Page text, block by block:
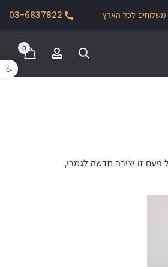
פתח
מאחורי הקלעים של Sea & Park, אחד הפרויקטים המורכבים שיצרנו עם גיא
וליקסון.
משלוחים לכל הארץ
0
פעם זו יצירה חדשה לגמרי,